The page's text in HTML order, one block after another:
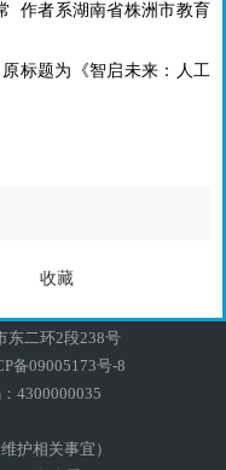
作者系湖南省株洲市教育
标题为《智启未来：人工
收藏
东二环2段238号
备09005173号-8
4300000035
护相关事宜）